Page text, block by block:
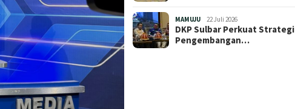
MAMUJU 22 Juli 2026
DKP Sulbar Perkuat Strategi
Pengembangan…